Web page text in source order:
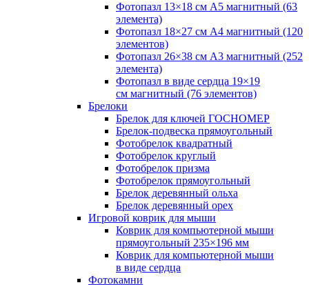
Фотопазл 13×18 см А5 магнитный (63
элемента)
Фотопазл 18×27 см А4 магнитный (120
элементов)
Фотопазл 26×38 см А3 магнитный (252
элемента)
Фотопазл в виде сердца 19×19
см магнитный (76 элементов)
Брелоки
Брелок для ключей ГОСНОМЕР
Брелок-подвеска прямоугольный
Фотобрелок квадратный
Фотобрелок круглый
Фотобрелок призма
Фотобрелок прямоугольный
Брелок деревянный ольха
Брелок деревянный орех
Игровой коврик для мыши
Коврик для компьютерной мыши
прямоугольный 235×196 мм
Коврик для компьютерной мыши
в виде сердца
Фотокамни